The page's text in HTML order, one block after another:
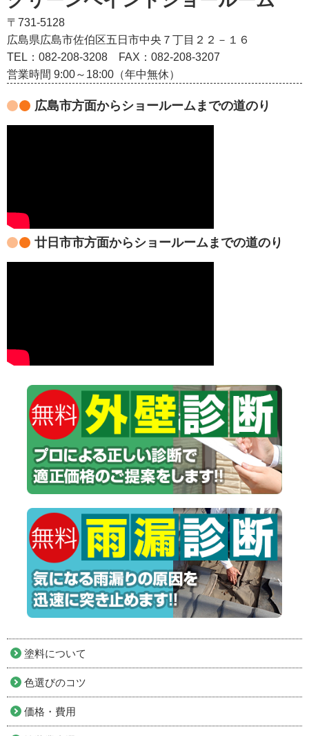
〒731-5128
広島県広島市佐伯区五日市中央７丁目２２－１６
TEL：082‐208‐3208
FAX：082-208-3207
営業時間 9:00～18:00（年中無休）
広島市方面からショールームまでの道のり
廿日市市方面からショールームまでの道のり
塗料について
色選びのコツ
価格・費用